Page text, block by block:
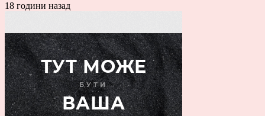
18 години назад